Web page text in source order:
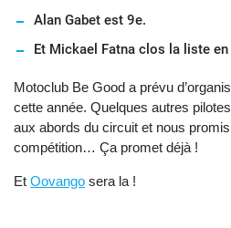
Alan Gabet est 9e.
Et Mickael Fatna clos la liste
Motoclub Be Good a prévu
cette année. Quelques autres
aux abords du circuit et nous
compétition… Ça promet déjà !
Et Oovango sera la !